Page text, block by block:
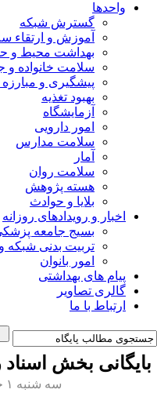
واحدها
گسترش شبکه
آموزش و ارتقاء
بهداشت محیط و
سلامت خانواده و
پیشگیری و مبارزه با
بهبود تغذیه
آزمایشگاه
امور دارویی
سلامت مدارس
آمار
سلامت روان
هسته پژوهش
بلایا و حوادث
اخبار و رویدادهای روزانه
بسیج جامعه پزشکی
تربیت بدنی شبکه و
امور بانوان
پیام های بهداشتی
گالری تصاویر
ارتباط با ما
بخش اسناد
سه شنبه ۱ خرداد ۱۴۰۳ -